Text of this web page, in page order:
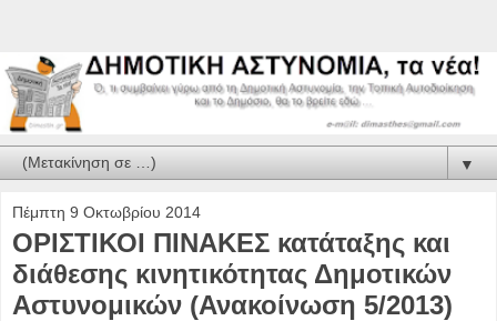
▼
Πέμπτη 9 Οκτωβρίου 2014
ΟΡΙΣΤΙΚΟΙ ΠΙΝΑΚΕΣ κατάταξης και
διάθεσης κινητικότητας Δημοτικών
Αστυνομικών (Ανακοίνωση 5/2013)